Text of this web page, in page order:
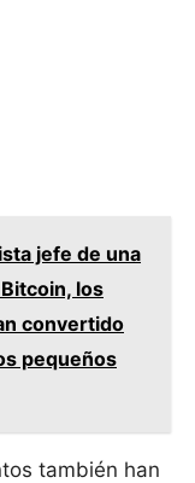
jefe de una
los
convertido
pequeños
también han